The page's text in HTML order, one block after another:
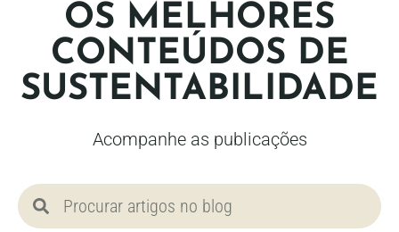
OS MELHORES
CONTEÚDOS DE
SUSTENTABILIDADE
Acompanhe as publicações